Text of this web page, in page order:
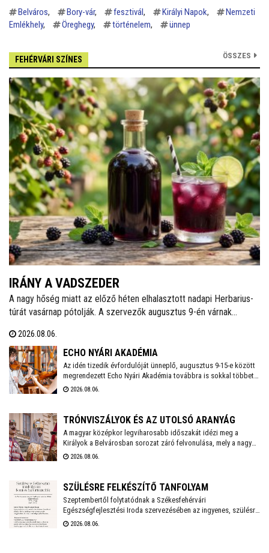
Belváros Bory-vár fesztivál Királyi Napok
Nemzeti
Emlékhely
Öreghegy történelem ünnep
FEHÉRVÁRI SZÍNES ÖSSZES
IRÁNY A VADSZEDER
A nagy hőség miatt az előző héten elhalasztott nadapi Herbarius-
túrát vasárnap pótolják. A szervezők augusztus 9-én várnak
vitaminokban és ásványi anyagokban gazdag vadszederből
gyűjtsön Lencsés Rita gyógynövényszakértő vezetésével. A túra
Nadapról indul, a részvételhez ezúttal is előzetes bejelentkezést
kérnek a szokásos elérhetőségeken.
2026.08.06.
ECHO NYÁRI AKADÉMIA
Az idén tizedik évfordulóját ünneplő, augusztus 9-15-e között
megrendezett Echo Nyári Akadémia továbbra is sokkal többet
kínál, mint egy hagyományos zenei mesterkurzus. A családias
egyedülálló találkozási pontja a művésztanároknak, a fiatal
2026.08.06.
TRÓNVISZÁLYOK ÉS AZ UTOLSÓ ARANYÁG
A magyar középkor legviharosabb időszakát idézi meg a
Királyok a Belvárosban sorozat záró felvonulása, mely a nagy
hőség miatt a szokásosnál egy órával később, 18 órakor indul
2026.08.06.
SZÜLÉSRE FELKÉSZÍTŐ TANFOLYAM
Szeptembertől folytatódnak a Székesfehérvári
Egészségfejlesztési Iroda szervezésében az ingyenes, szülésre
felkészítő tanfolyamok. Az idei évben még két turnusra lehet
2026.08.06.